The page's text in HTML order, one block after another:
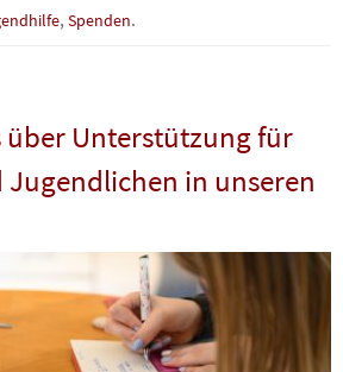
, Spenden.
über Unterstützung für
in unseren